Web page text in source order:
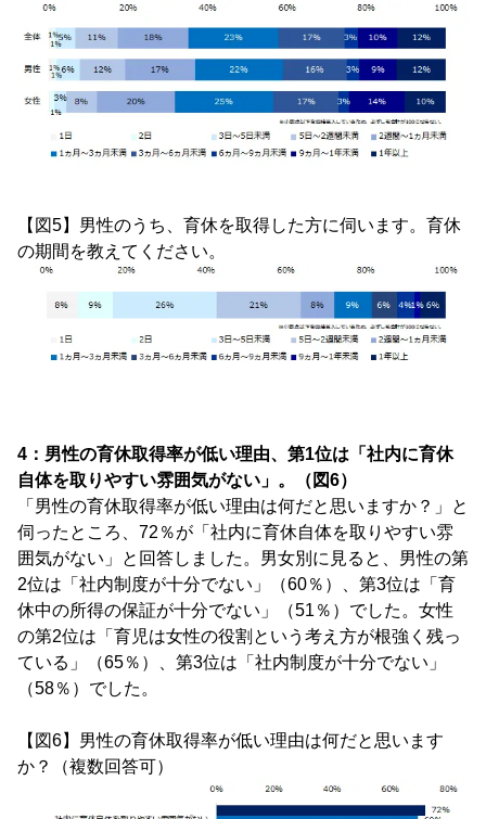
【図5】男性のうち、育休を取得した方に伺います。育休
の期間を教えてください。
4：男性の育休取得率が低い理由、第1位は「社内に育休
自体を取りやすい雰囲気がない」。（図6）
「男性の育休取得率が低い理由は何だと思いますか？」と
伺ったところ、72％が「社内に育休自体を取りやすい雰
囲気がない」と回答しました。男女別に見ると、男性の第
2位は「社内制度が十分でない」（60％）、第3位は「育
休中の所得の保証が十分でない」（51％）でした。女性
の第2位は「育児は女性の役割という考え方が根強く残っ
ている」（65％）、第3位は「社内制度が十分でない」
（58％）でした。
【図6】男性の育休取得率が低い理由は何だと思います
か？（複数回答可）